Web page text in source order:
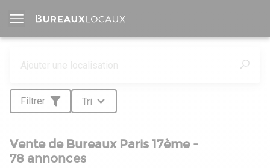
Filtrer Tri
Vente de Bureaux Paris 17ème -
78 annonces